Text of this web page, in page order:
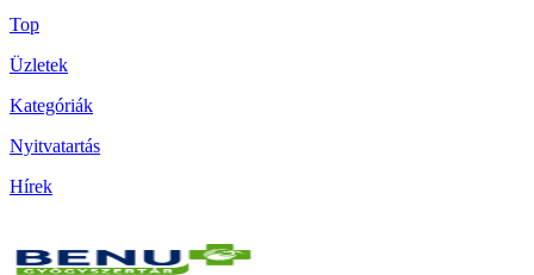
Top
Üzletek
Kategóriák
Nyitvatartás
Hírek